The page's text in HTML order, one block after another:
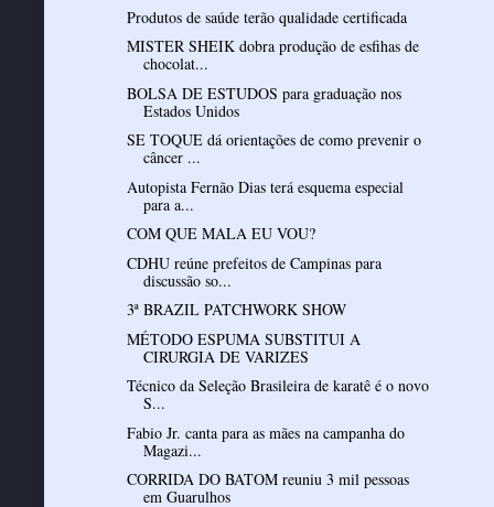
Produtos de saúde terão qualidade certificada
MISTER SHEIK dobra produção de esfihas de
chocolat...
BOLSA DE ESTUDOS para graduação nos
Estados Unidos
SE TOQUE dá orientações de como prevenir o
câncer ...
Autopista Fernão Dias terá esquema especial
para a...
COM QUE MALA EU VOU?
CDHU reúne prefeitos de Campinas para
discussão so...
3ª BRAZIL PATCHWORK SHOW
MÉTODO ESPUMA SUBSTITUI A
CIRURGIA DE VARIZES
Técnico da Seleção Brasileira de karatê é o novo
S...
Fabio Jr. canta para as mães na campanha do
Magazi...
CORRIDA DO BATOM reuniu 3 mil pessoas
em Guarulhos